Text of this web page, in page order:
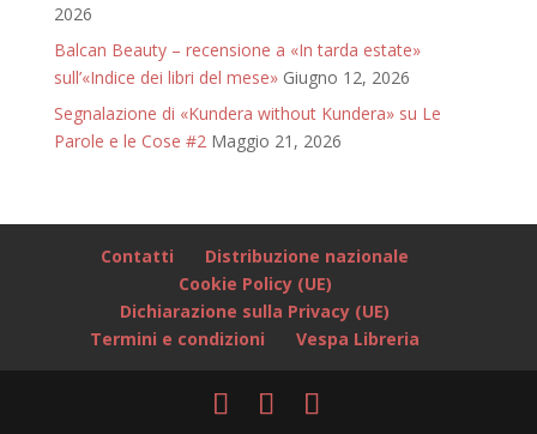
2026
Balcan Beauty – recensione a «In tarda estate»
sull’«Indice dei libri del mese» Giugno 12, 2026
Segnalazione di «Kundera without Kundera» su Le
Parole e le Cose #2 Maggio 21, 2026
Contatti
Distribuzione nazionale
Cookie Policy (UE)
Dichiarazione sulla Privacy (UE)
Termini e condizioni
Vespa Libreria